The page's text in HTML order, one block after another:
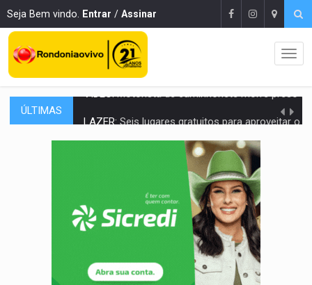
Seja Bem vindo. Entrar / Assinar
ÚLTIMAS Seis lugares gratuitos para aproveitar o fim de semana
VÍDEO:FTICCO e Força Tática prendem membro do CV com arma e drogas
Prefeitura fortalece parceria com a APAE para ampliar ações
Exército testa inovações no combate a drones durante
TEMAS SOCIOAMBIENTAIS:Em Itapuã do Oeste, CINEMAZÔNIA leva cinema
Interior de Rondônia terá sábado (8) de calor
INFRAESTRUTURA: Após quase 30 anos de espera, asfalto chega ao